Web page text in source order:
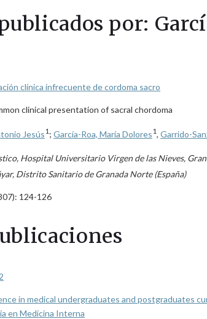
por:
clínica infrecuente de cordoma sacro
clinical presentation of sacral chordoma
Jesús1 ; García-Roa, María Dolores1, Garrido-
Hospital Universitario Virgen de las Nieves,
Distrito Sanitario de Granada Norte (España)
124-126
in medical undergraduates and postgraduates
en Medicina Interna